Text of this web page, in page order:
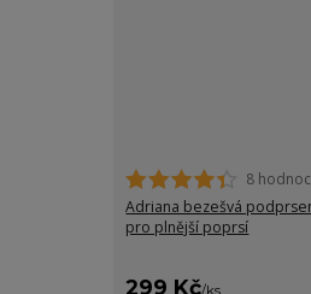
8
Adriana bezešvá
pro plnější poprsí
299 Kč